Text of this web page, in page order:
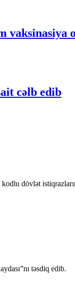
vaksinasiya
cəlb edib
dövlət
təsdiq edib.